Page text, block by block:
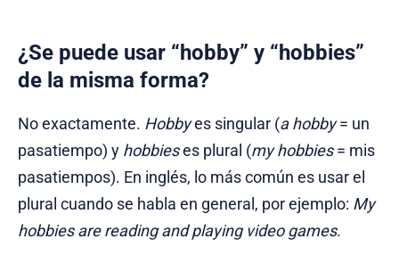
¿Se puede usar “hobby” y “hobbies”
de la misma forma?
No exactamente. Hobbyes singular (a hobby= un
pasatiempo) y hobbieses plural (my hobbies= mis
pasatiempos). En inglés, lo más común es usar el
plural cuando se habla en general, por ejemplo: My
hobbies are reading and playing video games.